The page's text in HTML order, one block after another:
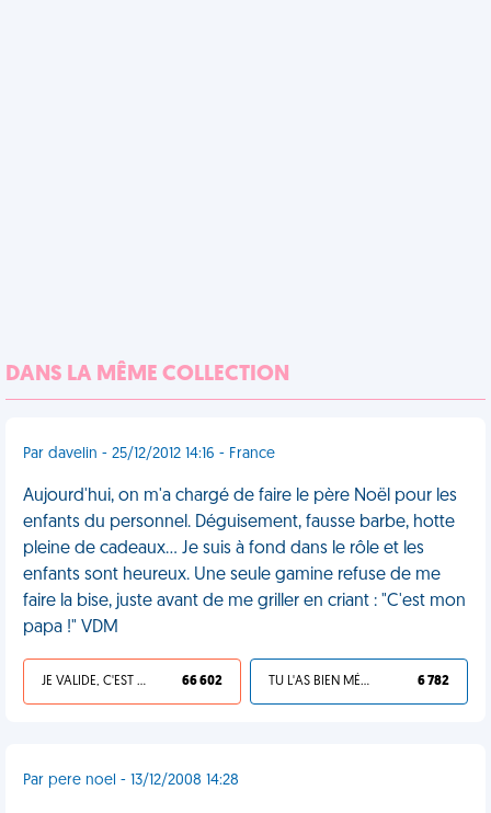
DANS LA MÊME COLLECTION
Par davelin - 25/12/2012 14:16 - France
Aujourd'hui, on m'a chargé de faire le père Noël pour les
enfants du personnel. Déguisement, fausse barbe, hotte
pleine de cadeaux... Je suis à fond dans le rôle et les
enfants sont heureux. Une seule gamine refuse de me
faire la bise, juste avant de me griller en criant : "C'est mon
papa !" VDM
JE VALIDE, C'EST UNE VDM 66 602 TU L'AS BIEN MÉRITÉ 6 782
Par pere noel - 13/12/2008 14:28